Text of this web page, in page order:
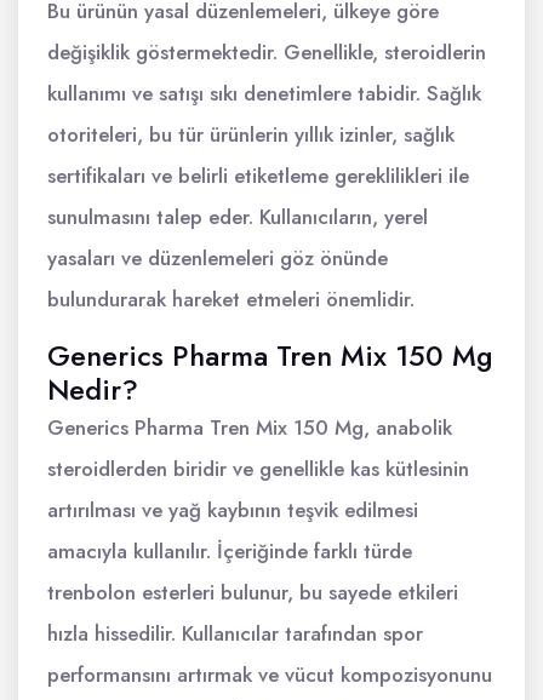
Bu ürünün yasal düzenlemeleri, ülkeye göre
değişiklik göstermektedir. Genellikle, steroidlerin
kullanımı ve satışı sıkı denetimlere tabidir. Sağlık
otoriteleri, bu tür ürünlerin yıllık izinler, sağlık
sertifikaları ve belirli etiketleme gereklilikleri ile
sunulmasını talep eder. Kullanıcıların, yerel
yasaları ve düzenlemeleri göz önünde
bulundurarak hareket etmeleri önemlidir.
Generics Pharma Tren Mix 150 Mg
Nedir?
Generics Pharma Tren Mix 150 Mg, anabolik
steroidlerden biridir ve genellikle kas kütlesinin
artırılması ve yağ kaybının teşvik edilmesi
amacıyla kullanılır. İçeriğinde farklı türde
trenbolon esterleri bulunur, bu sayede etkileri
hızla hissedilir. Kullanıcılar tarafından spor
performansını artırmak ve vücut kompozisyonunu